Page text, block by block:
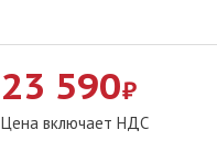
23 590₽
Цена включает НДС